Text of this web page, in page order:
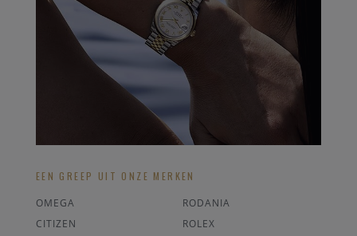
EEN GREEP UIT ONZE MERKEN
OMEGA
RODANIA
CITIZEN
ROLEX